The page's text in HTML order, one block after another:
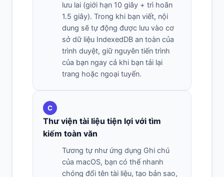
lưu lai (giới hạn 10 giây + trì hoãn
1.5 giây). Trong khi bạn viết, nội
dung sẽ tự động được lưu vào cơ
sở dữ liệu IndexedDB an toàn của
trình duyệt, giữ nguyên tiến trình
của bạn ngay cả khi bạn tải lại
trang hoặc ngoại tuyến.
C
Thư viện tài liệu tiện lợi với tìm
kiếm toàn văn
Tương tự như ứng dụng Ghi chú
của macOS, bạn có thể nhanh
chóng đổi tên tài liệu, tạo bản sao,